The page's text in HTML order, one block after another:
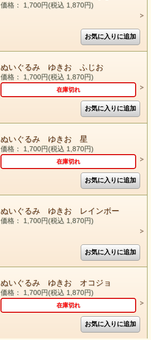
価格： 1,700円(税込 1,870円)
ぬいぐるみ ゆきお ふじお
価格： 1,700円(税込 1,870円)
在庫切れ
ぬいぐるみ ゆきお 星
価格： 1,700円(税込 1,870円)
在庫切れ
ぬいぐるみ ゆきお レインボー
価格： 1,700円(税込 1,870円)
ぬいぐるみ ゆきお オコジョ
価格： 1,700円(税込 1,870円)
在庫切れ